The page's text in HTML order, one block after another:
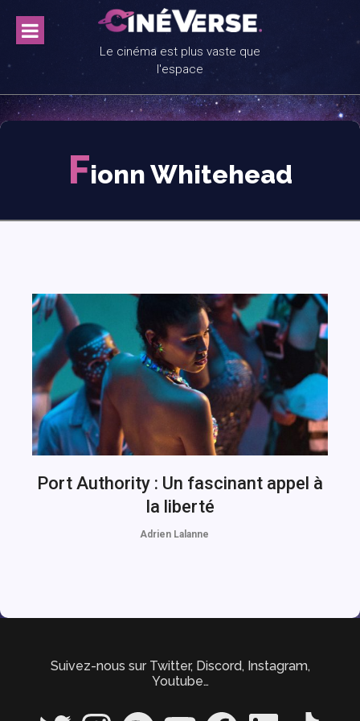
content
Le cinéma est plus vaste que
l'espace
Fionn Whitehead
Port Authority : Un fascinant appel à
la liberté
Adrien Lalanne
Suivez-nous sur Twitter, Discord, Instagram,
Youtube…
Twitter InstagramSpotify YouTube FacebookLinkedIn TikTok